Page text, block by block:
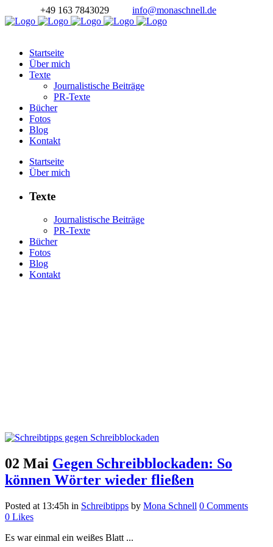
+49 163 7843029 info@monaschnell.de
Startseite
Über mich
Texte
Journalistische Beiträge
PR-Texte
Bücher
Fotos
Blog
Kontakt
Startseite
Über mich
Texte
Journalistische Beiträge
PR-Texte
Bücher
Fotos
Blog
Kontakt
02 Mai Gegen Schreibblockaden: So
können Wörter wieder fließen
Posted at 13:45h in Schreibtipps by Mona Schnell 0 Comments
0 Likes
Es war einmal ein weißes Blatt ...